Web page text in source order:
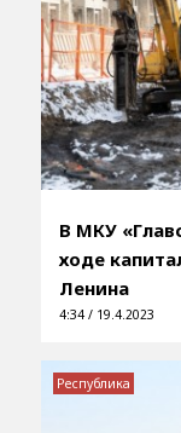
В МКУ
ходе
Ленина
4:34 / 19.4.2023
Республика